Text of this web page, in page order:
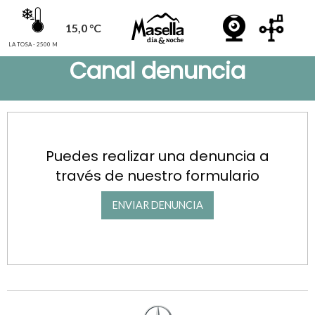
LA TOSA - 2500 M
15,0 °C
Canal denuncia
Puedes realizar una denuncia a
través de nuestro formulario
ENVIAR DENUNCIA